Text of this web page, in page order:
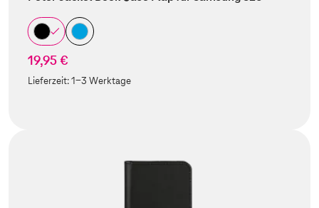
19,95 €
Lieferzeit:1-3 Werktage